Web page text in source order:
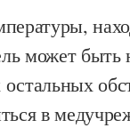
может
в